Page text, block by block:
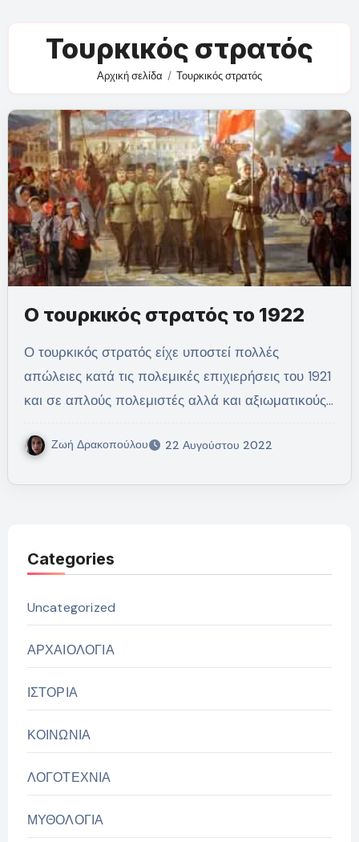
Τουρκικός στρατός
Αρχική σελίδα Τουρκικός στρατός
Ο τουρκικός στρατός το 1922
Ο τουρκικός στρατός είχε υποστεί πολλές
απώλειες κατά τις πολεμικές επιχιερήσεις του 1921
και σε απλούς πολεμιστές αλλά και αξιωματικούς…
Ζωή Δρακοπούλου 22 Αυγούστου 2022
Categories
Uncategorized
ΑΡΧΑΙΟΛΟΓΙΑ
ΙΣΤΟΡΙΑ
ΚΟΙΝΩΝΙΑ
ΛΟΓΟΤΕΧΝΙΑ
ΜΥΘΟΛΟΓΙΑ